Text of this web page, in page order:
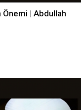
Önemi | Abdullah